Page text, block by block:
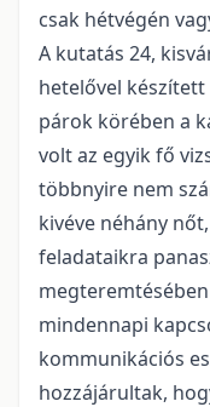
csak hétvégén
A kutatás 24,
hetelővel
párok körében a
volt az egyik fő
többnyire nem
kivéve néhány
feladataikra
mindennapi
kommunikációs
hozzájárultak,